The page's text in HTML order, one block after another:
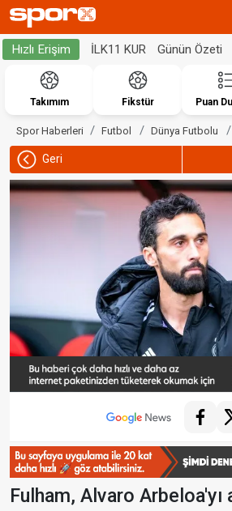
Hızlı Erişim İLK11 KUR Günün Özeti
Takımım Fikstür Puan
Spor Haberleri Futbol Dünya Futbolu
Geri
Fulham, Alvaro Arbeloa'yı